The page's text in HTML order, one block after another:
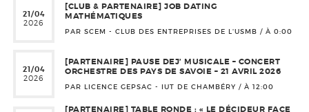
21/04
2026
[CLUB & PARTENAIRE] JOB DATING
MATHÉMATIQUES
PAR SCEM - CLUB DES ENTREPRISES DE L'USMB / À 0:00
21/04
2026
[PARTENAIRE] PAUSE DEJ’ MUSICALE – CONCERT
ORCHESTRE DES PAYS DE SAVOIE – 21 AVRIL 2026
PAR LICENCE GEPSAC - IUT DE CHAMBÉRY / À 12:00
[PARTENAIRE] TABLE RONDE : « LE DÉCIDEUR FACE